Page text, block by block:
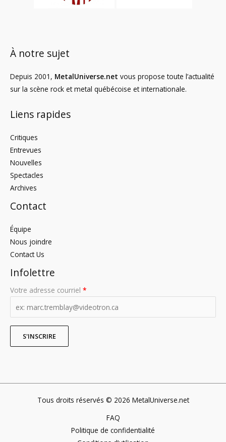
À notre sujet
Depuis 2001, MetalUniverse.net vous propose toute l’actualité
sur la scène rock et metal québécoise et internationale.
Liens rapides
Critiques
Entrevues
Nouvelles
Spectacles
Archives
Contact
Équipe
Nous joindre
Contact Us
Infolettre
Votre adresse courriel *
Tous droits réservés © 2026 MetalUniverse.net
FAQ
Politique de confidentialité